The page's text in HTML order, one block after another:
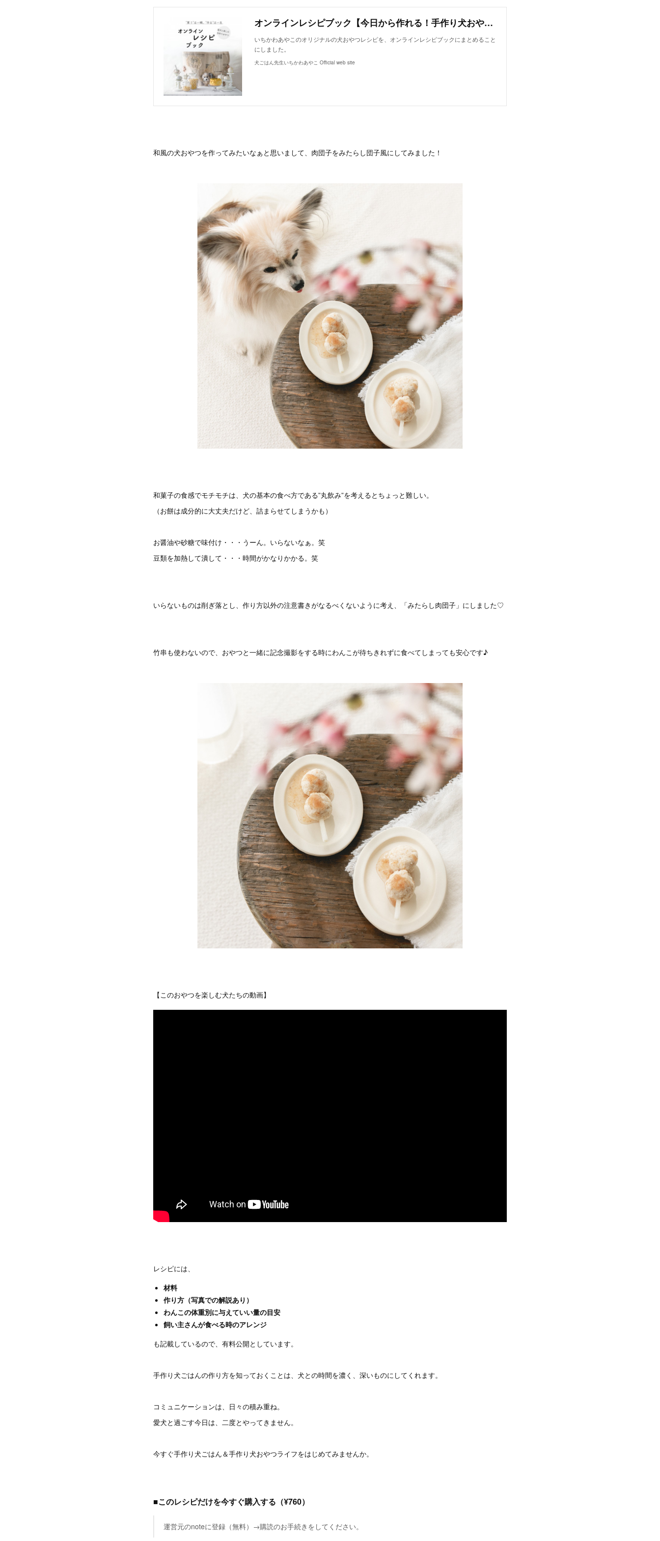
オンラインレシピブック【今日から作れる！手作り犬おやつレシピ】
いちかわあやこのオリジナルの犬おやつレシピを、オンラインレシピブックにまとめること
にしました。
犬ごはん先生いちかわあやこ Official web site
和風の犬おやつを作ってみたいなぁと思いまして、肉団子をみたらし団子風にしてみました！
和菓子の食感でモチモチは、犬の基本の食べ方である”丸飲み”を考えるとちょっと難しい。
（お餅は成分的に大丈夫だけど、詰まらせてしまうかも）
お醤油や砂糖で味付け・・・うーん。いらないなぁ。笑
豆類を加熱して潰して・・・時間がかなりかかる。笑
いらないものは削ぎ落とし、作り方以外の注意書きがなるべくないように考え、「みたらし肉団子」にしました♡
竹串も使わないので、おやつと一緒に記念撮影をする時にわんこが待ちきれずに食べてしまっても安心です♪
【このおやつを楽しむ犬たちの動画】
レシピには、
材料
作り方（写真での解説あり）
わんこの体重別に与えていい量の目安
飼い主さんが食べる時のアレンジ
も記載しているので、有料公開としています。
手作り犬ごはんの作り方を知っておくことは、犬との時間を濃く、深いものにしてくれます。
コミュニケーションは、日々の積み重ね。
愛犬と過ごす今日は、二度とやってきません。
今すぐ手作り犬ごはん＆手作り犬おやつライフをはじめてみませんか。
■このレシピだけを今すぐ購入する（¥760）
運営元のnoteに登録（無料）→購読のお手続きをしてください。